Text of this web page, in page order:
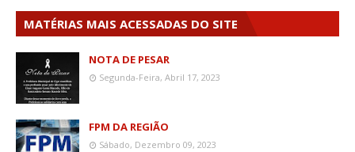
MATÉRIAS MAIS ACESSADAS DO SITE
NOTA DE PESAR
Segunda-Feira, Abril 17, 2023
FPM DA REGIÃO
Sábado, Dezembro 09, 2023